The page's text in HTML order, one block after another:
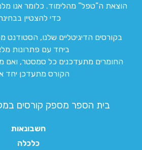
הוצאת ה”טפל” מהלימוד. כלומר אנו
כדי להצטיין
בקורסים הדיגיטליים שלנו, הסטודנט
ביחד עם פתרונות
החומרים מתעדכנים כל סמסטר, ואם
הקורס מתעדכן יחד
בית הספר מספק קורסים
חשבונאות
כלכלה